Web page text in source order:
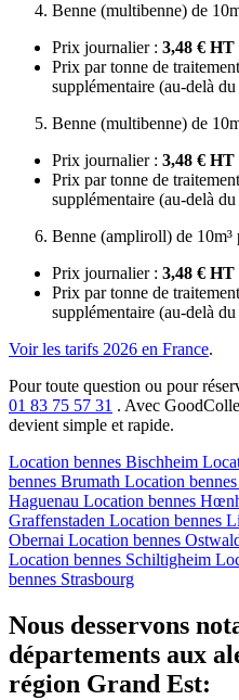
Benne (multibenne) de
Prix journalier : 3,48 € HT
Prix par tonne de
supplémentaire (au-delà
Benne (multibenne) de
Prix journalier : 3,48 € HT
Prix par tonne de
supplémentaire (au-delà
Benne (ampliroll) de 10m³
Prix journalier : 3,48 € HT
Prix par tonne de
supplémentaire (au-delà
Voir les tarifs 2026 en France.
Pour toute question ou pour
01 83 75 57 31 . Avec
devient simple et rapide.
Location bennes Bischheim
bennes Brumath Location bennes
Haguenau Location bennes
Graffenstaden Location bennes
Obernai Location bennes
Location bennes Schiltigheim
bennes Strasbourg
Nous desservons
départements aux
région Grand Est: